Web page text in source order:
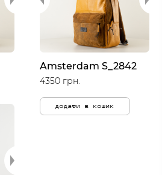
Amsterdam S_2842
4350 грн.
додати в кошик